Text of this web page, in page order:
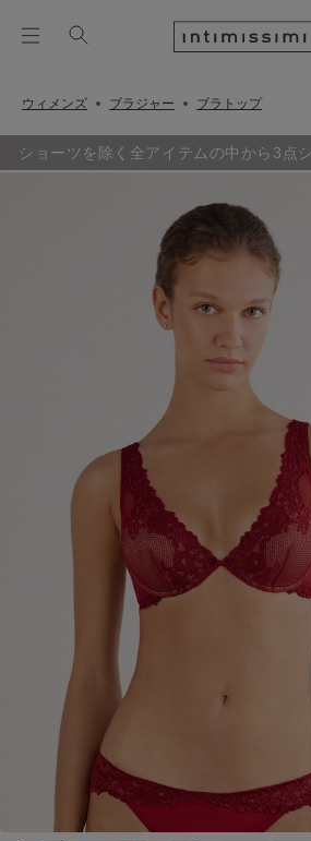
ウィメンズ ブラジャー ブラトップ
ショーツを除く全アイテムの中から3点
グ追加するごとに、最も定価の低い1点